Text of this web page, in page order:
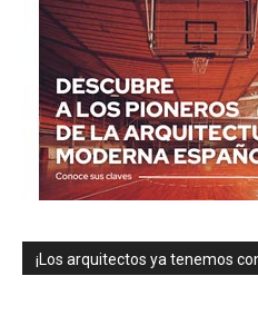
¡Los arquitectos ya tenemos